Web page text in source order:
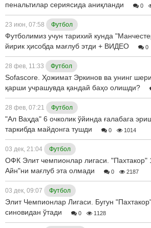
пенальтилар сериясида аниқланди
0
23 июн, 07:58 Футбол
Футболимиз учун тарихий кунда
йирик ҳисобда мағлуб этди + ВИДЕО
0
28 фев, 11:33 Футбол
Sofascore. Ҳожимат Эркинов ва унинг
қарши учрашувда қандай баҳо олишди?
28 фев, 07:21 Футбол
"Ал Ваҳда" 6 очколик ўйинда ғалабага
таркибда майдонга тушди
0 1014
03 дек, 21:04 Футбол
ОФК Элит чемпионлар лигаси. "Пахтакор"
Айн"ни мағлуб эта олмади
0 2187
03 дек, 09:07 Футбол
Элит Чемпионлар Лигаси. Бугун
синовидан ўтади
0 1128